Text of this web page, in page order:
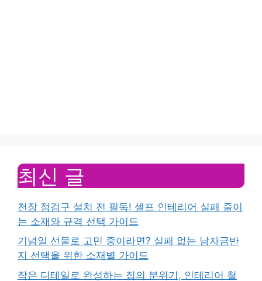
최신 글
천장 점검구 설치 전 필독! 셀프 인테리어 실패 줄이
는 소재와 규격 선택 가이드
기념일 선물로 고민 중이라면? 실패 없는 남자금반
지 선택을 위한 소재별 가이드
작은 디테일로 완성하는 집의 분위기, 인테리어 철